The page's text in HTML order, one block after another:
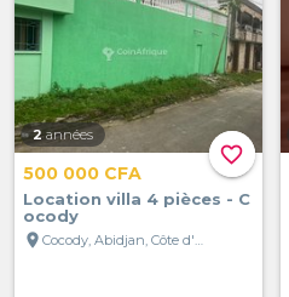
favorite_border
2 années
500 000 CFA
Location villa 4 pièces - C
ocody
location_on